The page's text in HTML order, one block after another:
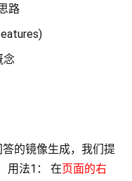
路
念
的镜像生成，我们提
用法1： 在页面的右